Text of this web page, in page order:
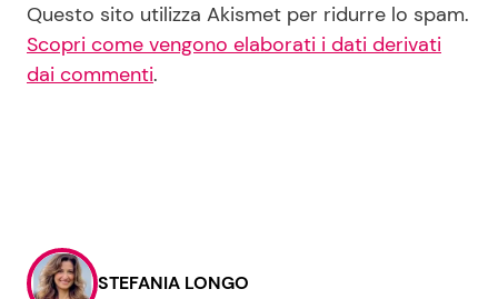
Questo sito utilizza Akismet per ridurre lo spam.
Scopri come vengono elaborati i dati derivati
dai commenti.
STEFANIA LONGO